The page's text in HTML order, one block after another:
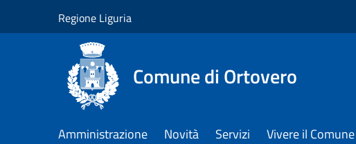
Regione Liguria
Comune di Ortovero
Amministrazione Novità Servizi Vivere il Comune